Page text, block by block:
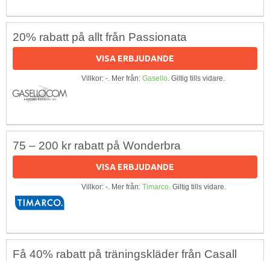
20% rabatt på allt från Passionata
VISA ERBJUDANDE
Villkor: -. Mer från: Gasello. Giltig tills vidare.
75 – 200 kr rabatt på Wonderbra
VISA ERBJUDANDE
Villkor: -. Mer från: Timarco. Giltig tills vidare.
Få 40% rabatt på träningskläder från Casall